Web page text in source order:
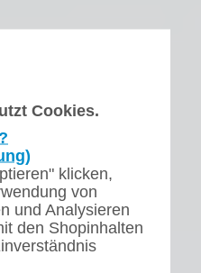
Cookies.
klicken,
von
und Analysieren
den Shopinhalten